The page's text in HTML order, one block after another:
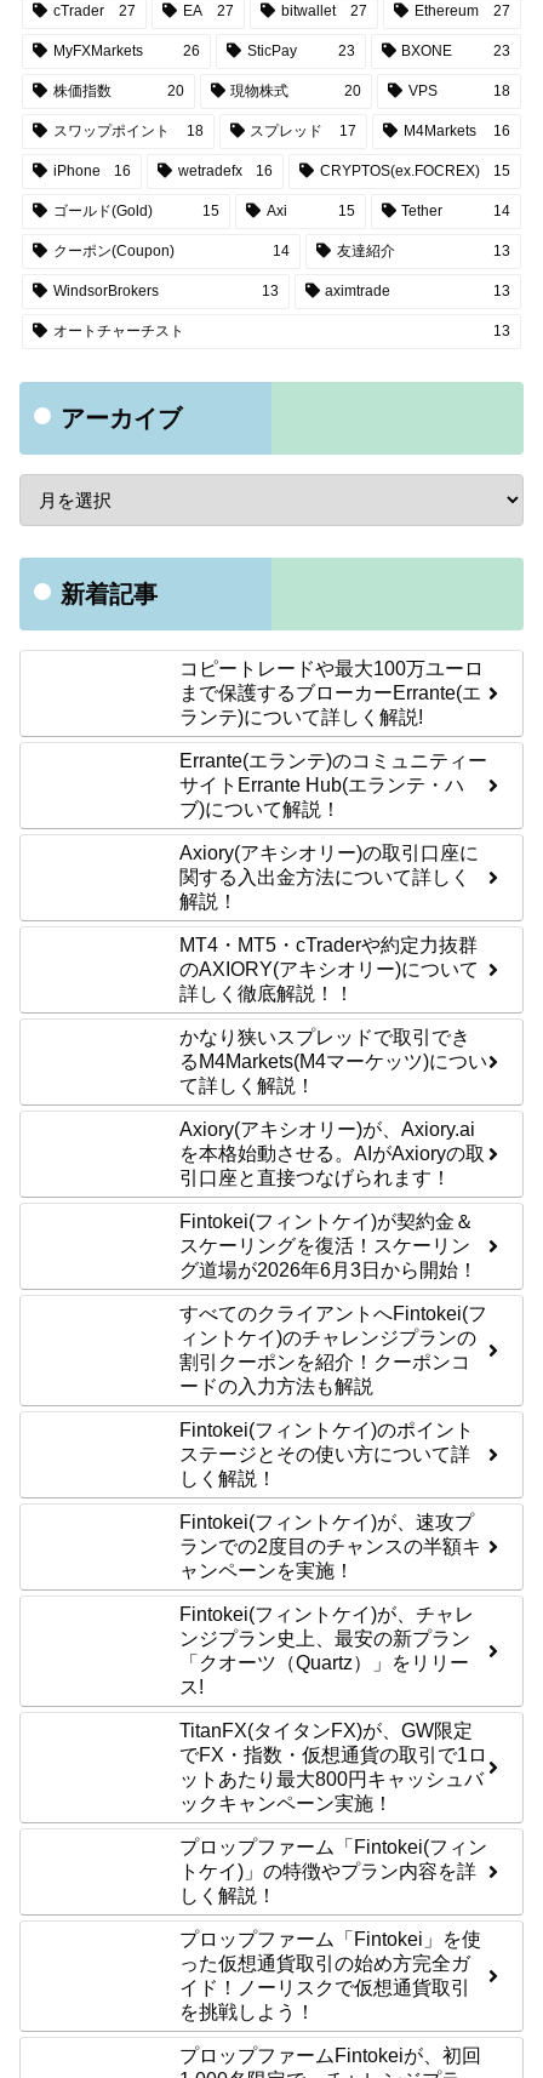
cTrader 27 EA 27 bitwallet 27 Ethereum 27
MyFXMarkets 26 SticPay 23 BXONE 23
株価指数 20 現物株式 20 VPS 18
スワップポイント 18 スプレッド 17 M4Markets 16
iPhone 16 wetradefx 16 CRYPTOS(ex.FOCREX) 15
ゴールド(Gold) 15 Axi 15 Tether 14
クーポン(Coupon) 14 友達紹介 13
WindsorBrokers 13 aximtrade 13
オートチャーチスト 13
アーカイブ
新着記事
コピートレードや最大100万ユーロ
まで保護するブローカーErrante(エ
ランテ)について詳しく解説!
Errante(エランテ)のコミュニティー
サイトErrante Hub(エランテ・ハ
ブ)について解説！
Axiory(アキシオリー)の取引口座に
関する入出金方法について詳しく
解説！
MT4・MT5・cTraderや約定力抜群
のAXIORY(アキシオリー)について
詳しく徹底解説！！
かなり狭いスプレッドで取引でき
るM4Markets(M4マーケッツ)につい
て詳しく解説！
Axiory(アキシオリー)が、Axiory.ai
を本格始動させる。AIがAxioryの取
引口座と直接つなげられます！
Fintokei(フィントケイ)が契約金＆
スケーリングを復活！スケーリン
グ道場が2026年6月3日から開始！
すべてのクライアントへFintokei(フ
ィントケイ)のチャレンジプランの
割引クーポンを紹介！クーポンコ
ードの入力方法も解説
Fintokei(フィントケイ)のポイント
ステージとその使い方について詳
しく解説！
Fintokei(フィントケイ)が、速攻プ
ランでの2度目のチャンスの半額キ
ャンペーンを実施！
Fintokei(フィントケイ)が、チャレ
ンジプラン史上、最安の新プラン
「クオーツ（Quartz）」をリリー
ス!
TitanFX(タイタンFX)が、GW限定
でFX・指数・仮想通貨の取引で1ロ
ットあたり最大800円キャッシュバ
ックキャンペーン実施！
プロップファーム「Fintokei(フィン
トケイ)」の特徴やプラン内容を詳
しく解説！
プロップファーム「Fintokei」を使
った仮想通貨取引の始め方完全ガ
イド！ノーリスクで仮想通貨取引
を挑戦しよう！
プロップファームFintokeiが、初回